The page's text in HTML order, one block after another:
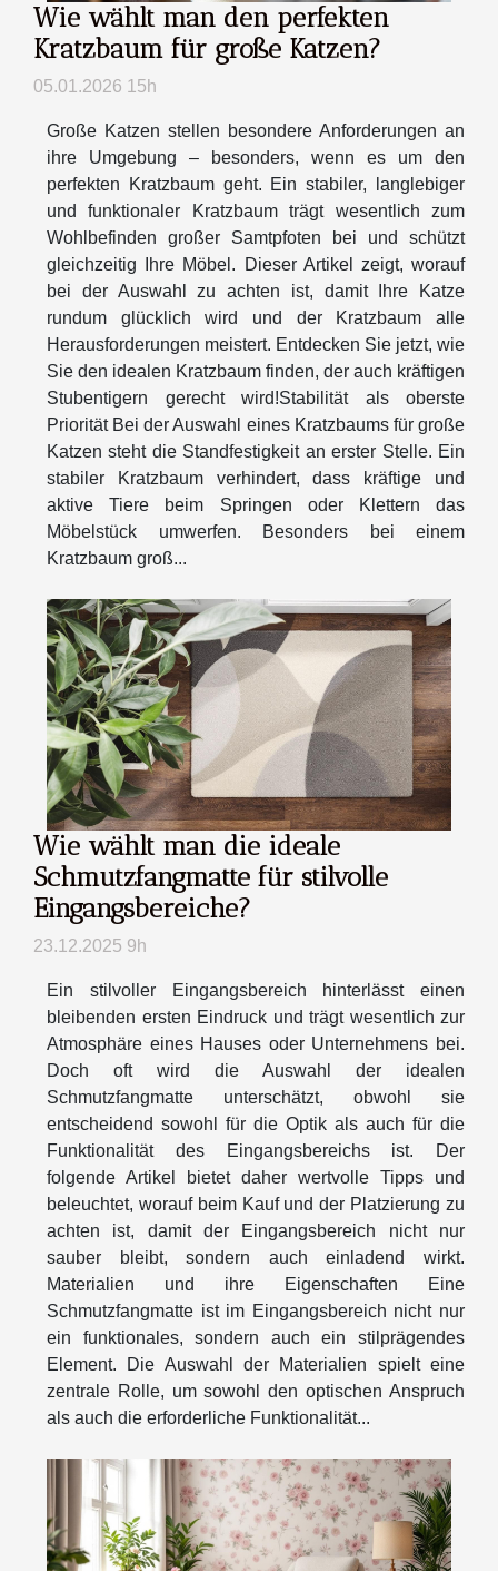
Wie wählt man den perfekten
Kratzbaum für große Katzen?
05.01.2026 15h
Große Katzen stellen besondere Anforderungen an
ihre Umgebung – besonders, wenn es um den
perfekten Kratzbaum geht. Ein stabiler, langlebiger
und funktionaler Kratzbaum trägt wesentlich zum
Wohlbefinden großer Samtpfoten bei und schützt
gleichzeitig Ihre Möbel. Dieser Artikel zeigt, worauf
bei der Auswahl zu achten ist, damit Ihre Katze
rundum glücklich wird und der Kratzbaum alle
Herausforderungen meistert. Entdecken Sie jetzt, wie
Sie den idealen Kratzbaum finden, der auch kräftigen
Stubentigern gerecht wird!Stabilität als oberste
Priorität Bei der Auswahl eines Kratzbaums für große
Katzen steht die Standfestigkeit an erster Stelle. Ein
stabiler Kratzbaum verhindert, dass kräftige und
aktive Tiere beim Springen oder Klettern das
Möbelstück umwerfen. Besonders bei einem
Kratzbaum groß...
Wie wählt man die ideale
Schmutzfangmatte für stilvolle
Eingangsbereiche?
23.12.2025 9h
Ein stilvoller Eingangsbereich hinterlässt einen
bleibenden ersten Eindruck und trägt wesentlich zur
Atmosphäre eines Hauses oder Unternehmens bei.
Doch oft wird die Auswahl der idealen
Schmutzfangmatte unterschätzt, obwohl sie
entscheidend sowohl für die Optik als auch für die
Funktionalität des Eingangsbereichs ist. Der
folgende Artikel bietet daher wertvolle Tipps und
beleuchtet, worauf beim Kauf und der Platzierung zu
achten ist, damit der Eingangsbereich nicht nur
sauber bleibt, sondern auch einladend wirkt.
Materialien und ihre Eigenschaften Eine
Schmutzfangmatte ist im Eingangsbereich nicht nur
ein funktionales, sondern auch ein stilprägendes
Element. Die Auswahl der Materialien spielt eine
zentrale Rolle, um sowohl den optischen Anspruch
als auch die erforderliche Funktionalität...